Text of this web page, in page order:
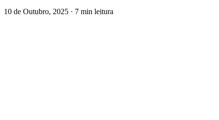
10 de Outubro, 2025 · 7 min leitura